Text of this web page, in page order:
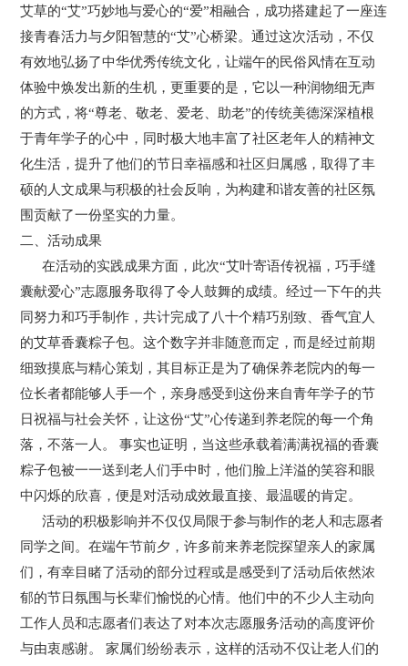
艾草的“艾”巧妙地与爱心的“爱”相融合，成功搭建起了一座连
接青春活力与夕阳智慧的“艾”心桥梁。通过这次活动，不仅
有效地弘扬了中华优秀传统文化，让端午的民俗风情在互动
体验中焕发出新的生机，更重要的是，它以一种润物细无声
的方式，将“尊老、敬老、爱老、助老”的传统美德深深植根
于青年学子的心中，同时极大地丰富了社区老年人的精神文
化生活，提升了他们的节日幸福感和社区归属感，取得了丰
硕的人文成果与积极的社会反响，为构建和谐友善的社区氛
围贡献了一份坚实的力量。
二、活动成果
在活动的实践成果方面，此次“艾叶寄语传祝福，巧手缝
囊献爱心”志愿服务取得了令人鼓舞的成绩。经过一下午的共
同努力和巧手制作，共计完成了八十个精巧别致、香气宜人
的艾草香囊粽子包。这个数字并非随意而定，而是经过前期
细致摸底与精心策划，其目标正是为了确保养老院内的每一
位长者都能够人手一个，亲身感受到这份来自青年学子的节
日祝福与社会关怀，让这份“艾”心传递到养老院的每一个角
落，不落一人。 事实也证明，当这些承载着满满祝福的香囊
粽子包被一一送到老人们手中时，他们脸上洋溢的笑容和眼
中闪烁的欣喜，便是对活动成效最直接、最温暖的肯定。
活动的积极影响并不仅仅局限于参与制作的老人和志愿者
同学之间。在端午节前夕，许多前来养老院探望亲人的家属
们，有幸目睹了活动的部分过程或是感受到了活动后依然浓
郁的节日氛围与长辈们愉悦的心情。他们中的不少人主动向
工作人员和志愿者们表达了对本次志愿服务活动的高度评价
与由衷感谢。 家属们纷纷表示，这样的活动不仅让老人们的